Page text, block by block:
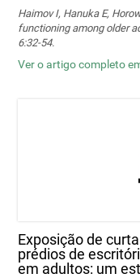
Haimov I, Hanuka E,
functioning among older
6:32-54.
Ver o artigo completo
Exposição de
prédios de
em adultos: um